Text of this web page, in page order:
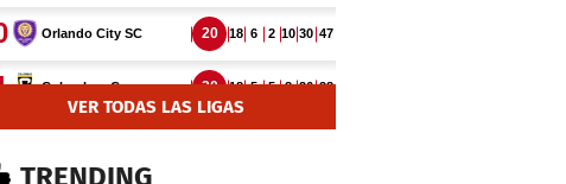
VER TODAS LAS LIGAS
TRENDING